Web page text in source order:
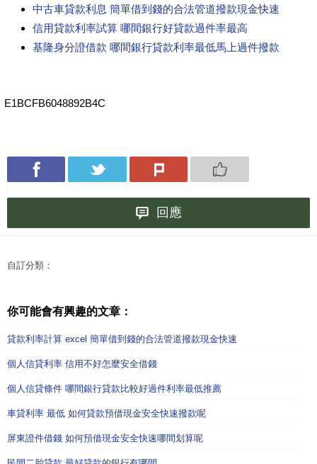
中古車貸款利息 簡單借到錢的合法管道撥款現金快速
信用貸款利率試算 哪間銀行好貸款過件率最高
基隆身分證借款 哪間銀行貸款利率最低馬上過件撥款
E1BCFB6048892B4C
回應
自訂分類：
你可能會有興趣的文章：
貸款利率計算 excel 簡單借到錢的合法管道撥款現金快速
個人信貸利率 信用不好怎麼安全借錢
個人信貸條件 哪間銀行貸款比較好過件利率最低推薦
車貸利率 最低 如何貸款預借現金安全快速撥款呢
屏東證件借錢 如何預借現金安全快速哪間划算呢